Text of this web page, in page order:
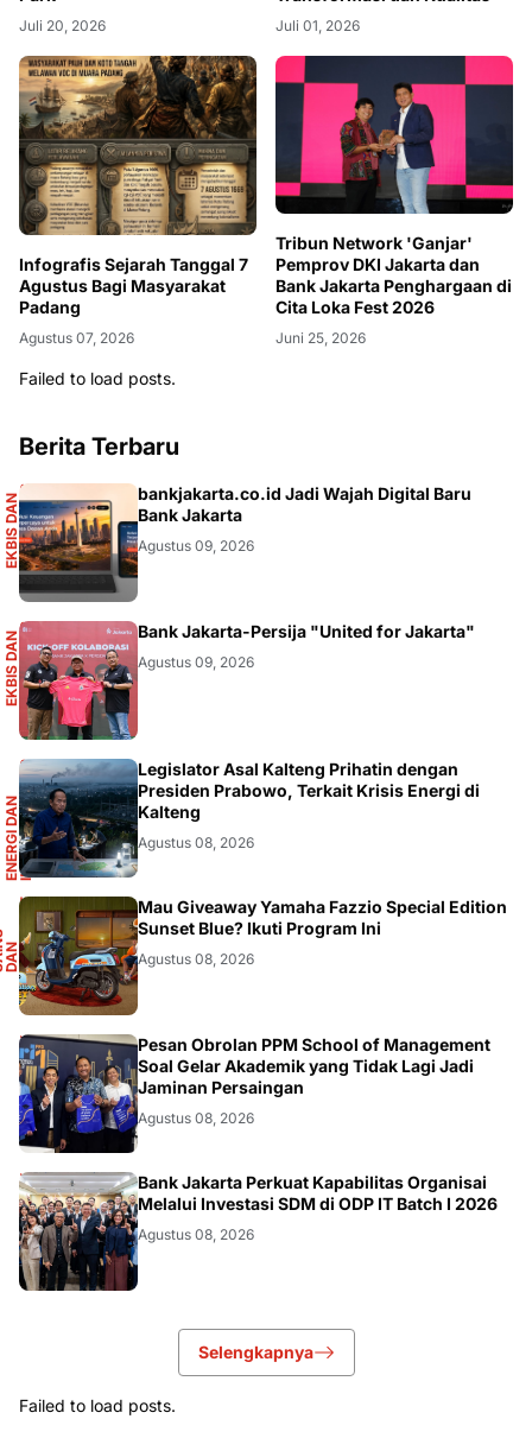
Juli 20, 2026 Juli 01, 2026
Infografis Sejarah Tanggal 7
Agustus Bagi Masyarakat
Padang
Agustus 07, 2026
Tribun Network 'Ganjar'
Pemprov DKI Jakarta dan
Bank Jakarta Penghargaan di
Cita Loka Fest 2026
Juni 25, 2026
Failed to load posts.
Berita Terbaru
E
K
B
I
S
D
A
N
I
N
F
O
G
R
A
F
IS
bankjakarta.co.id Jadi Wajah Digital Baru
Bank Jakarta
Agustus 09, 2026
E
K
B
I
S
D
A
N
I
N
F
O
G
R
A
F
IS Bank Jakarta-Persija "United for Jakarta"
Agustus 09, 2026
E
N
E
R
G
I
D
A
N
I
N
F
R
A
S
T
R
U
K
T
UR
Legislator Asal Kalteng Prihatin dengan
Presiden Prabowo, Terkait Krisis Energi di
Kalteng
Agustus 08, 2026
N
OF
Mau Giveaway Yamaha Fazzio Special Edition
Sunset Blue? Ikuti Program Ini
Agustus 08, 2026
DIKBUDRISTEK
Pesan Obrolan PPM School of Management
Soal Gelar Akademik yang Tidak Lagi Jadi
Jaminan Persaingan
Agustus 08, 2026
DIKBUDRISTEK
Bank Jakarta Perkuat Kapabilitas Organisai
Melalui Investasi SDM di ODP IT Batch I 2026
Agustus 08, 2026
Selengkapnya
Failed to load posts.